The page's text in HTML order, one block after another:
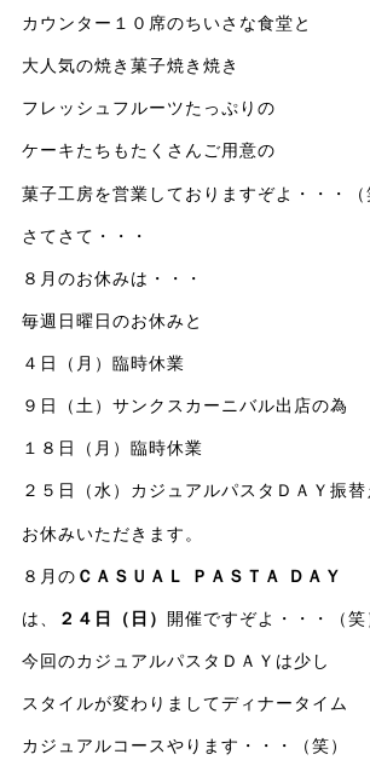
カウンター１０席のちいさな食堂と
大人気の焼き菓子焼き焼き
フレッシュフルーツたっぷりの
ケーキたちもたくさんご用意の
菓子工房を営業しておりますぞよ・・・（
さてさて・・・
８月のお休みは・・・
毎週日曜日のお休みと
４日（月）臨時休業
９日（土）サンクスカーニバル出店の為
１８日（月）臨時休業
２５日（水）カジュアルパスタＤＡＹ振替
お休みいただきます。
８月の ＣＡＳＵＡＬ ＰＡＳＴＡ ＤＡＹ
は、 ２４日（日） 開催ですぞよ・・・（笑
今回のカジュアルパスタＤＡＹは少し
スタイルが変わりましてディナータイム
カジュアルコースやります・・・（笑）